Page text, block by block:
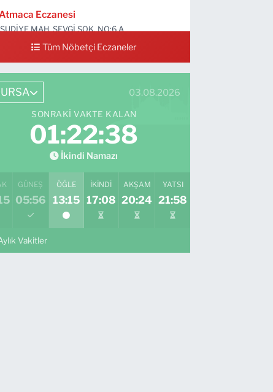
Eczanesi
MAH. SEVGİ SOK. NO:6 A
0 (224) 711 04 24 Yol Tarifi Al
Tüm Nöbetçi Eczaneler
03.08.2026
SONRAKI VAKTE KALAN
01:22:37
İkindi Namazı
GÜNEŞ
05:56
ÖĞLE
13:15
İKINDI
17:08
AKŞAM
20:24
YATSI
21:58
Vakitler